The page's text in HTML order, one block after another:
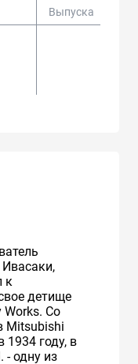
Выпуска
к
детище
Works. Со
Mitsubishi
1934 году, в
- одну из